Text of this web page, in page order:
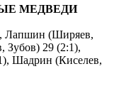
МЕДВЕДИ
Лапшин (Ширяев,
29 (2:1),
Шадрин (Киселев,